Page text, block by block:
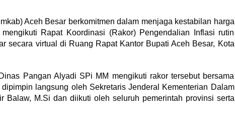
Aceh Besar berkomitmen dalam menjaga kestabilan harga
Rapat Koordinasi (Rakor) Pengendalian Inflasi rutin
secara virtual di Ruang Rapat Kantor Bupati Aceh Besar, Kota
Pangan Alyadi SPi MM mengikuti rakor tersebut bersama
langsung oleh Sekretaris Jenderal Kementerian Dalam
Balaw, M.Si dan diikuti oleh seluruh pemerintah provinsi serta